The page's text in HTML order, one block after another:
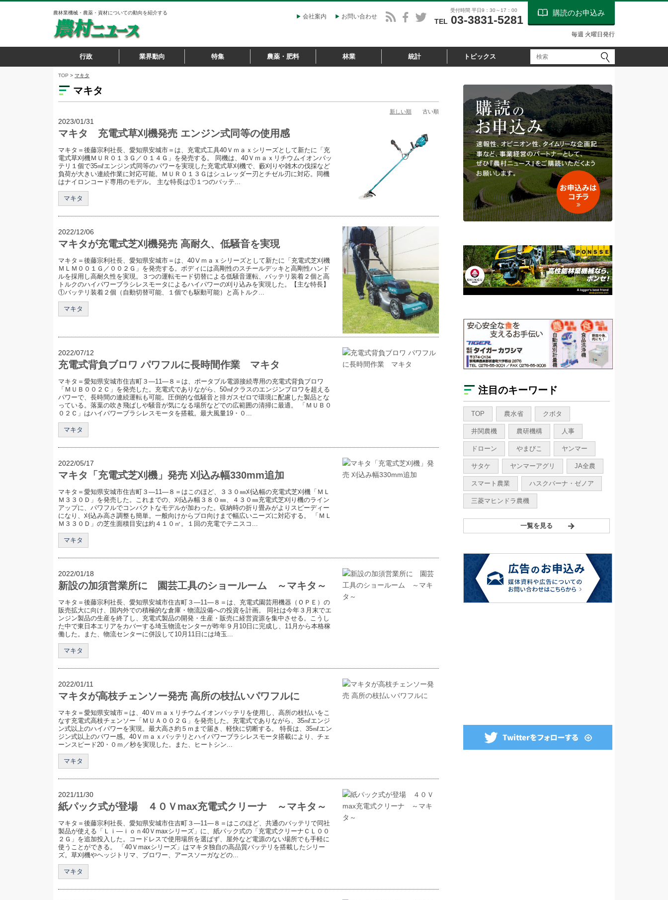
農林業機械・農薬・資材についての動向を紹介する
会社案内 お問い合わせ
受付時間 平日9：30～17：00
TEL 03-3831-5281
購読のお申込み
毎週 火曜日発行
行政 業界動向 特集 農薬・肥料 林業 統計 トピックス
TOP > マキタ
マキタ
新しい順 古い順
2023/01/31
マキタ 充電式草刈機発売 エンジン式同等の使用感
マキタ＝後藤宗利社長、愛知県安城市＝は、充電式工具40Ｖｍａｘシリーズとして新たに「充
電式草刈機ＭＵＲ０１３Ｇ／０１４Ｇ」を発売する。 同機は、40Ｖｍａｘリチウムイオンバッ
テリ１個で35㎖エンジン式同等のパワーを実現した充電式草刈機で、藪刈りや雑木の伐採など
負荷が大きい連続作業に対応可能。ＭＵＲ０１３Ｇはシュレッダー刃とチゼル刃に対応。同機
はナイロンコード専用のモデル。 主な特長は①１つのバッテ...
マキタ
2022/12/06
マキタが充電式芝刈機発売 高耐久、低騒音を実現
マキタ＝後藤宗利社長、愛知県安城市＝は、40Ⅴｍａｘシリーズとして新たに「充電式芝刈機
ＭＬＭ００１Ｇ／００２Ｇ」を発売する。ボディには高剛性のスチールデッキと高剛性ハンド
ルを採用し高耐久性を実現。３つの運転モード切替による低騒音運転、バッテリ装着２個と高
トルクのハイパワーブラシレスモータによるハイパワーの刈り込みを実現した。【主な特長】
①バッテリ装着２個（自動切替可能、１個でも駆動可能）と高トルク...
マキタ
2022/07/12
充電式背負ブロワ パワフルに長時間作業 マキタ
マキタ＝愛知県安城市住吉町３―11―８＝は、ポータブル電源接続専用の充電式背負ブロワ
「ＭＵＢ００２Ｃ」を発売した。充電式でありながら、50㎖クラスのエンジンブロワを超える
パワーで、長時間の連続運転も可能。圧倒的な低騒音と排ガスゼロで環境に配慮した製品とな
っている。落葉の吹き飛ばしや騒音が気になる場所などでの広範囲の清掃に最適。 「ＭＵＢ０
０２Ｃ」はハイパワーブラシレスモータを搭載。最大風量19・０...
マキタ
2022/05/17
マキタ「充電式芝刈機」発売 刈込み幅330mm追加
マキタ＝愛知県安城市住吉町３―11―８＝はこのほど、３３０㎜刈込幅の充電式芝刈機「ＭＬ
Ｍ３３０Ｄ」を発売した。これまでの、刈込み幅３８０㎜、４３０㎜充電式芝刈り機のライン
アップに、パワフルでコンパクトなモデルが加わった。収納時の折り畳みがよりスピーディー
になり、刈込み高さ調整も簡単。一般向けからプロ向けまで幅広いニーズに対応する。 「ＭＬ
Ｍ３３０Ｄ」の芝生面積目安は約４１０㎡。１回の充電でテニスコ...
マキタ
2022/01/18
新設の加須営業所に 園芸工具のショールーム ～マキタ～
マキタ＝後藤宗利社長、愛知県安城市住吉町３―11―８＝は、充電式園芸用機器（ＯＰＥ）の
販売拡大に向け、国内外での積極的な倉庫・物流設備への投資を計画。 同社は今年３月末でエ
ンジン製品の生産を終了し、充電式製品の開発・生産・販売に経営資源を集中させる。こうし
た中で東日本エリアをカバーする埼玉物流センターが昨年９月10日に完成し、11月から本格稼
働した。また、物流センターに併設して10月11日には埼玉...
マキタ
2022/01/11
マキタが高枝チェンソー発売 高所の枝払いパワフルに
マキタ＝愛知県安城市＝は、40Ｖｍａｘリチウムイオンバッテリを使用し、高所の枝払いをこ
なす充電式高枝チェンソー「ＭＵＡ００２Ｇ」を発売した。充電式でありながら、35㎖エンジ
ン式以上のハイパワーを実現。最大高さ約５ｍまで届き、軽快に切断する。 特長は、35㎖エン
ジン式以上のパワー感。40Ｖｍａｘバッテリとハイパワーブラシレスモータ搭載により、チェ
ーンスピード20・０ｍ／秒を実現した。また、ヒートシン...
マキタ
2021/11/30
紙パック式が登場 ４０Ｖmax充電式クリーナ ～マキタ～
マキタ＝後藤宗利社長、愛知県安城市住吉町３―11―８＝はこのほど、共通のバッテリで同社
製品が使える「Ｌｉ―ｉｏｎ40Ｖmaxシリーズ」に、紙パック式の「充電式クリーナＣＬ００
２Ｇ」を追加投入した。コードレスで使用場所を選ばず、屋外など電源のない場所でも手軽に
使うことができる。 「40Ｖmaxシリーズ」はマキタ独自の高品質バッテリを搭載したシリー
ズ。草刈機やヘッジトリマ、ブロワー、アースソーガなどの...
マキタ
注目のキーワード
TOP 農水省 クボタ
井関農機 農研機構 人事
ドローン やまびこ ヤンマー
サタケ ヤンマーアグリ JA全農
スマート農業 ハスクバーナ・ゼノア
三菱マヒンドラ農機
一覧を見る